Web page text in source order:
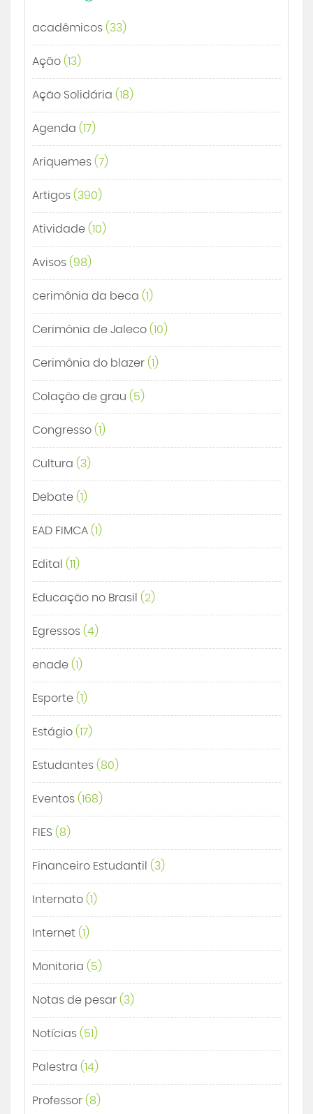
acadêmicos (33)
Ação (13)
Ação Solidária (18)
Agenda (17)
Ariquemes (7)
Artigos (390)
Atividade (10)
Avisos (98)
cerimônia da beca (1)
Cerimônia de Jaleco (10)
Cerimônia do blazer (1)
Colação de grau (5)
Congresso (1)
Cultura (3)
Debate (1)
EAD FIMCA (1)
Edital (11)
Educação no Brasil (2)
Egressos (4)
enade (1)
Esporte (1)
Estágio (17)
Estudantes (80)
Eventos (168)
FIES (8)
Financeiro Estudantil (3)
Internato (1)
Internet (1)
Monitoria (5)
Notas de pesar (3)
Notícias (51)
Palestra (14)
Professor (8)